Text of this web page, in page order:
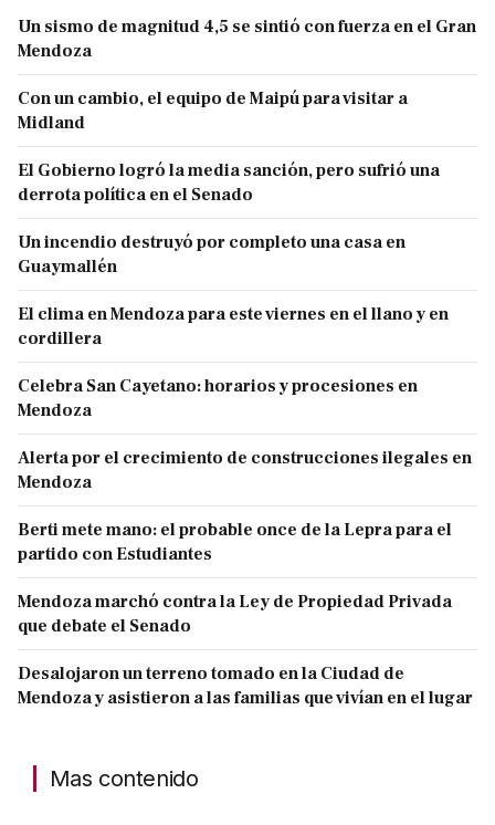
Un sismo de magnitud 4,5 se sintió con fuerza en el Gran
Mendoza
Con un cambio, el equipo de Maipú para visitar a
Midland
El Gobierno logró la media sanción, pero sufrió una
derrota política en el Senado
Un incendio destruyó por completo una casa en
Guaymallén
El clima en Mendoza para este viernes en el llano y en
cordillera
Celebra San Cayetano: horarios y procesiones en
Mendoza
Alerta por el crecimiento de construcciones ilegales en
Mendoza
Berti mete mano: el probable once de la Lepra para el
partido con Estudiantes
Mendoza marchó contra la Ley de Propiedad Privada
que debate el Senado
Desalojaron un terreno tomado en la Ciudad de
Mendoza y asistieron a las familias que vivían en el lugar
Mas contenido